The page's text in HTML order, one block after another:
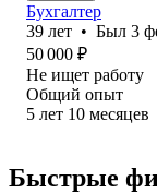
Бухгалтер
39 лет • Был 3
50 000 ₽
Не ищет работу
Общий опыт
5 лет 10 месяцев
Быстрые